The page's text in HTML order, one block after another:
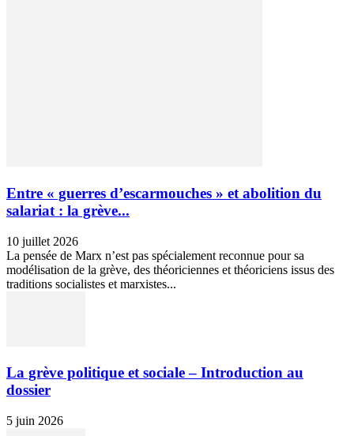
Entre « guerres d’escarmouches » et abolition du
salariat : la grève...
10 juillet 2026
La pensée de Marx n’est pas spécialement reconnue pour sa
modélisation de la grève, des théoriciennes et théoriciens issus des
traditions socialistes et marxistes...
La grève politique et sociale – Introduction au
dossier
5 juin 2026